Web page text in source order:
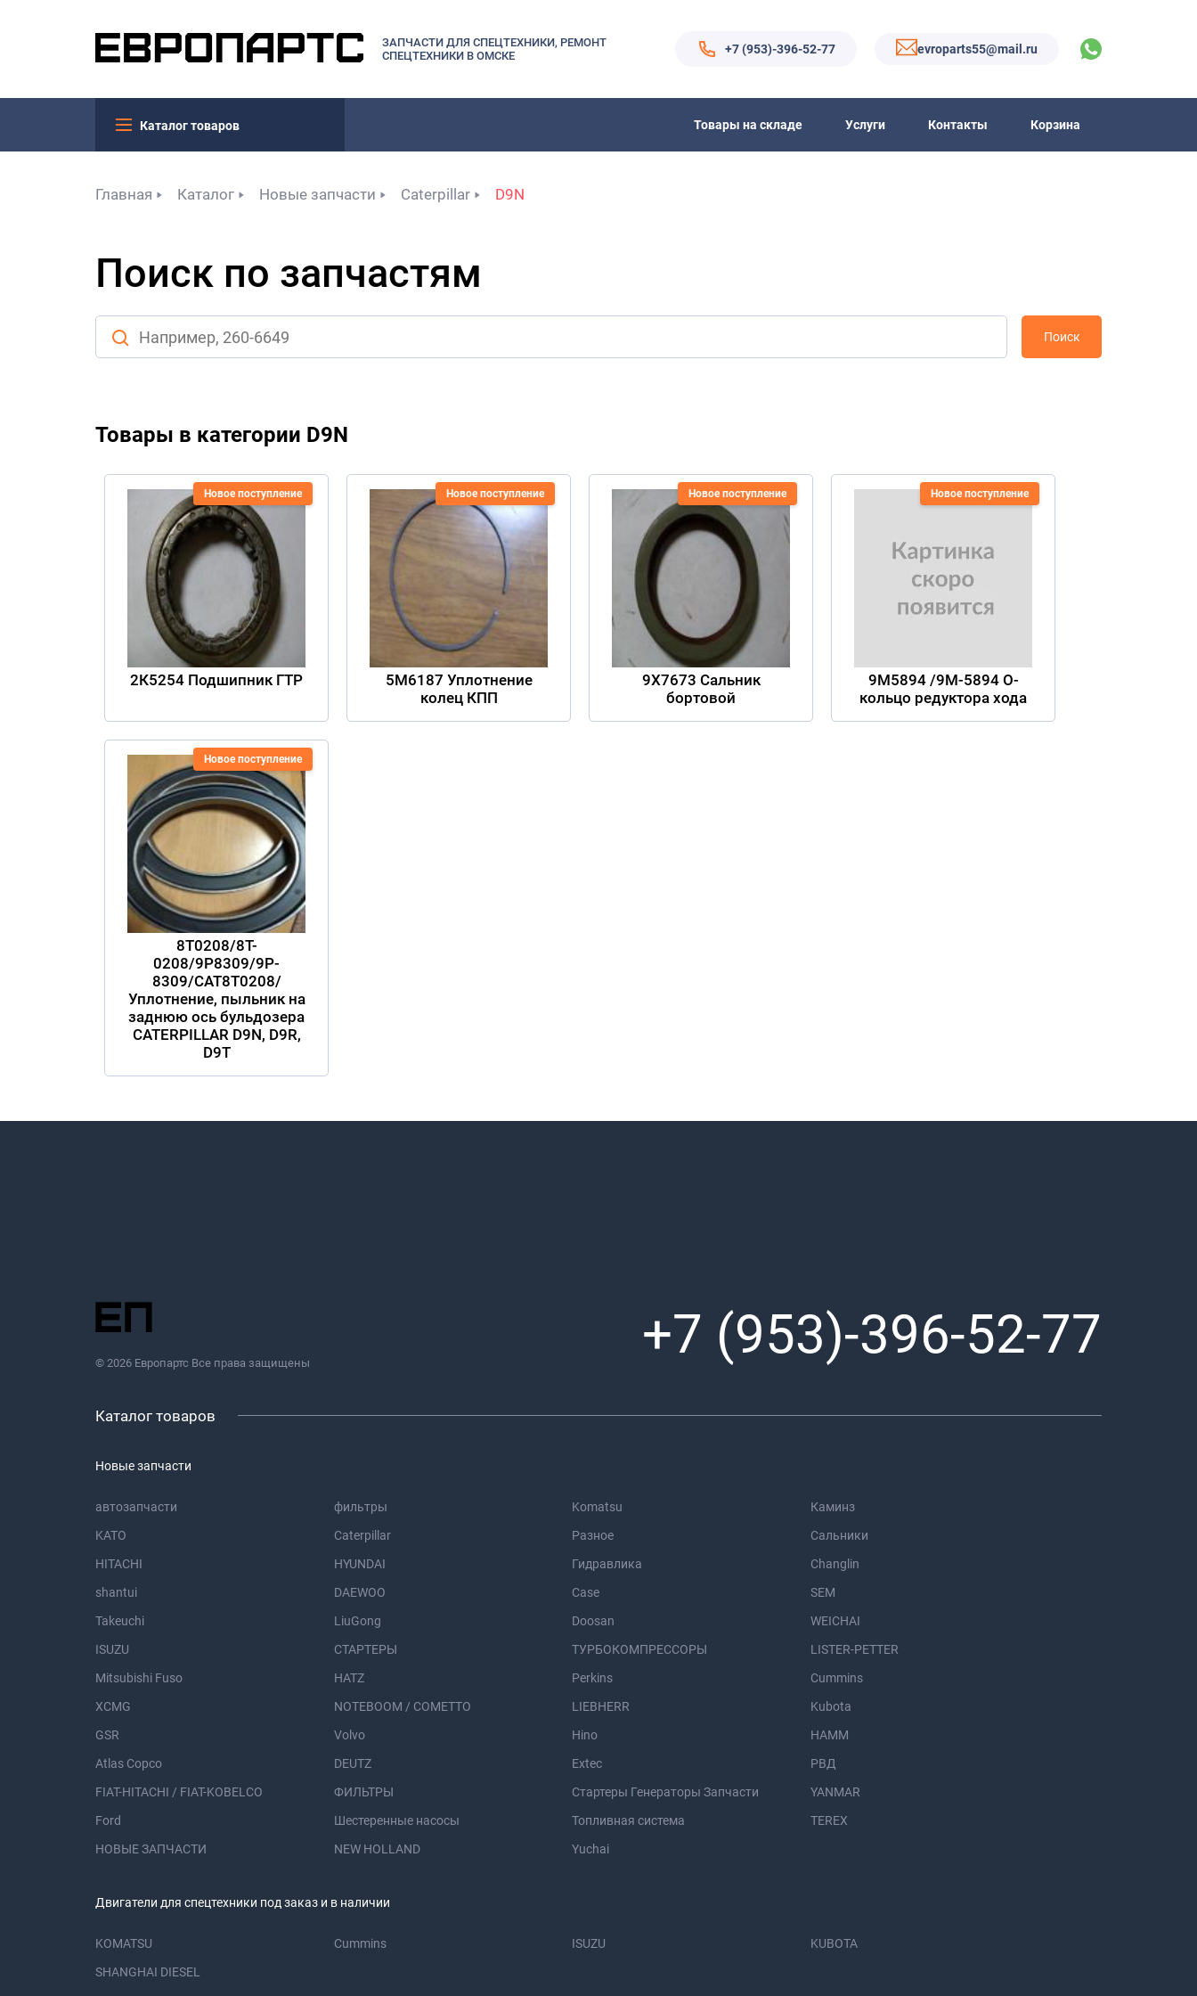
ЗАПЧАСТИ ДЛЯ СПЕЦТЕХНИКИ, РЕМОНТ
СПЕЦТЕХНИКИ В ОМСКЕ
+7 (953)-396-52-77 evroparts55@mail.ru
Каталог товаров Товары на складе Услуги Контакты Корзина
Главная Каталог Новые запчасти Caterpillar D9N
Поиск по запчастям
Поиск
Товары в категории D9N
Новое поступление
2К5254 Подшипник ГТР
Новое поступление
5M6187 Уплотнение
колец КПП
Новое поступление
9X7673 Сальник
бортовой
Новое поступление
9M5894 /9M-5894 О-
кольцо редуктора хода
Новое поступление
8T0208/8T-
0208/9P8309/9P-
8309/CAT8T0208/
Уплотнение, пыльник на
заднюю ось бульдозера
CATERPILLAR D9N, D9R,
D9T
© 2026 Европартс Все права защищены +7 (953)-396-52-77
Каталог товаров
Новые запчасти
автозапчасти фильтры Komatsu
Каминз
KATO
Caterpillar Разное
Сальники
HITACHI
HYUNDAI Гидравлика
Changlin
shantui
DAEWOO Case
SEM
Takeuchi
LiuGong Doosan
WEICHAI
ISUZU
СТАРТЕРЫ ТУРБОКОМПРЕССОРЫ
LISTER-PETTER
Mitsubishi Fuso
HATZ Perkins
Cummins
XCMG
NOTEBOOM / COMETTO LIEBHERR
Kubota
GSR
Volvo Hino
HAMM
Atlas Copco
DEUTZ Extec
РВД
FIAT-HITACHI / FIAT-KOBELCO
ФИЛЬТРЫ Стартеры Генераторы Запчасти
YANMAR
Ford
Шестеренные насосы Топливная система
TEREX
НОВЫЕ ЗАПЧАСТИ
NEW HOLLAND Yuchai
Двигатели для спецтехники под заказ и в наличии
KOMATSU Cummins ISUZU
KUBOTA
SHANGHAI DIESEL